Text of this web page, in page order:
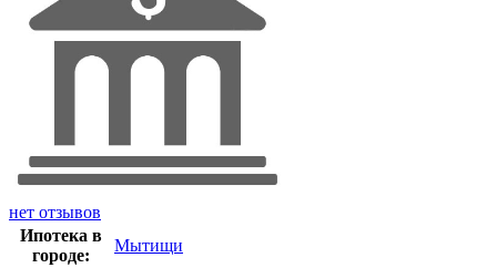
нет отзывов
Ипотека в
городе:
Мытищи